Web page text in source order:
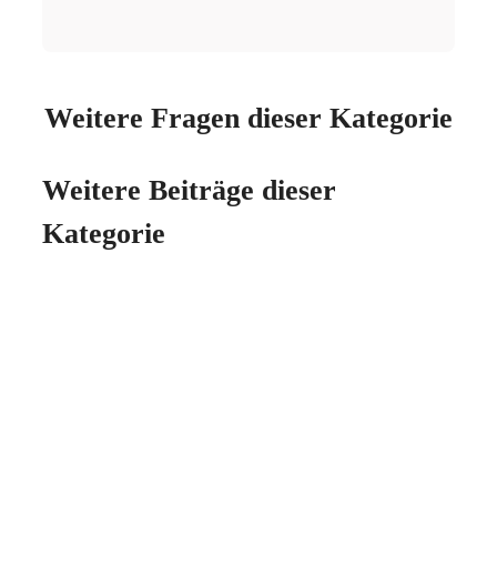
Weitere Fragen dieser Kategorie
Weitere Beiträge dieser
Kategorie